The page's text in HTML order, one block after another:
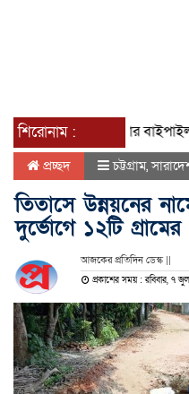
শিরোনাম :আশুলিয়ার বাইপাইল
প্রচ্ছদ চট্টগ্রাম,
তিতাসে উন্নয়নের
দুর্ভোগে ১২টি
আজকের প্রতিদিন ডেস্ক ||
প্রকাশের সময় : রবিবার, ৭